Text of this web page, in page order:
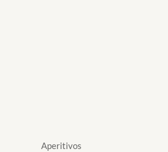
Aperitivos